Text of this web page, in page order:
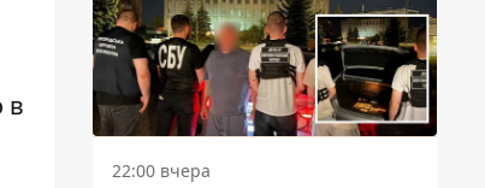
в
22:00 вчера